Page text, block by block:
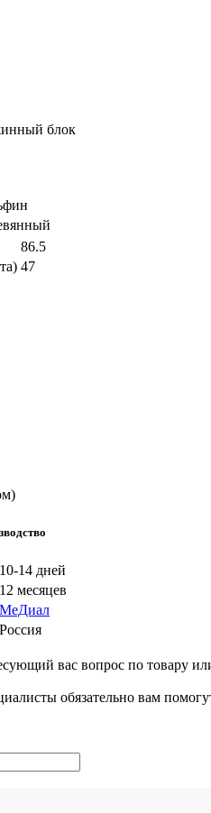
блок
86.5
47
10-14 дней
12 месяцев
МеДиал
Россия
вас вопрос по товару
обязательно вам